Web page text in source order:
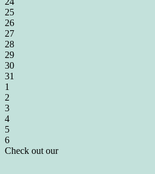
25
26
27
28
29
30
31
1
2
3
4
5
6
Check out our